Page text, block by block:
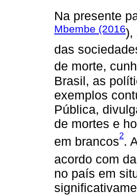
Na presente
Mbembe (2016),
das
de morte,
Brasil, as
exemplos
Pública,
de mortes e
em brancos2.
acordo com
no país em